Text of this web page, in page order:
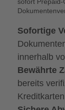
Sofortige
innerhalb
Bewährte
bereits